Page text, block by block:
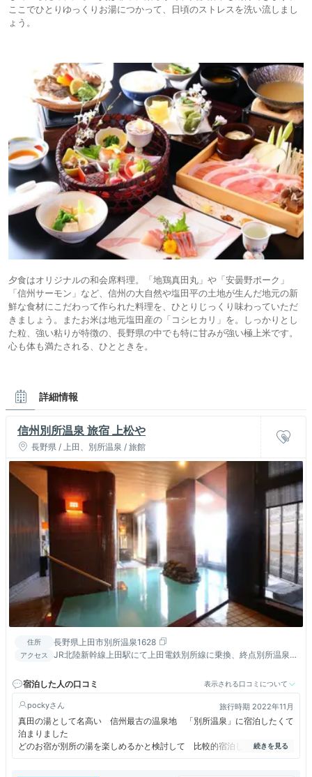
ここでひとりゆっくりお湯につかって、日頃のストレスを洗い流しまし
ょう。
夕食はオリジナルの和会席料理。「地鶏真田丸」や「安曇野ポーク」
「信州サーモン」など、信州の大自然や塩田平の土地が生んだ地元の新
鮮な食材にこだわって作られた料理を、ひとりじっくり味わっていただ
きましょう。またお米は地元塩田産の「コシヒカリ」を。しっかりとし
た粒、強い粘りが特徴の、長野県の中でも特に甘みが強い極上米です。
心も体も満たされる、ひとときを。
詳細情報
信州別所温泉 旅宿 上松や
長野県 / 上田、別所温泉 / 旅館
住所 長野県上田市別所温泉1628
アクセス
JR北陸新幹線上田駅にて上田電鉄別所線に乗換、終点別所温泉
宿泊した人の口コミ
表示される口コミについて
pocky 旅行時期 2022年11月
真田の湯として名高い 信州最古の温泉地 「別所温泉」に宿泊したくて
泊まりました
どのお宿が別所の湯を楽しめるかと検討して 比較的宿泊しやすい 「旅
宿 上松や」さんに決定